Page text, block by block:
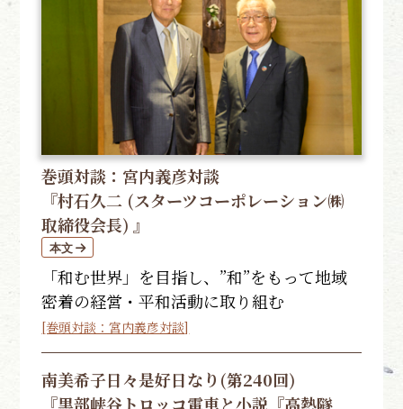
巻頭対談：宮内義彦対談
『村石久二 (スターツコーポレーション㈱
取締役会長) 』
「和む世界」を目指し、”和”をもって地域
密着の経営・平和活動に取り組む
[巻頭対談：宮内義彦対談]
南美希子日々是好日なり(第240回)
『黒部峡谷トロッコ電車と小説『高熱隧